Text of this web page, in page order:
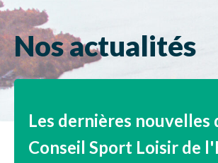
Nos actualités
Les dernières nouvelles
Conseil Sport Loisir de